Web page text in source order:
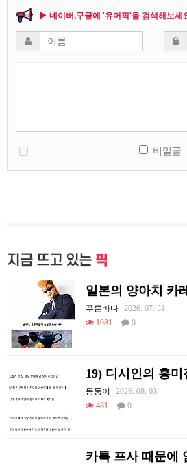
▶ 네이버,구글에 '유머픽'을 검색해보세
비밀글
지금 뜨고 있는 픽
일본의 양아치 카레
푸른바다
2026. 07. 31.
1081
0
몽둥이
2026. 08. 03.
481
0
카톡 프사 때문에